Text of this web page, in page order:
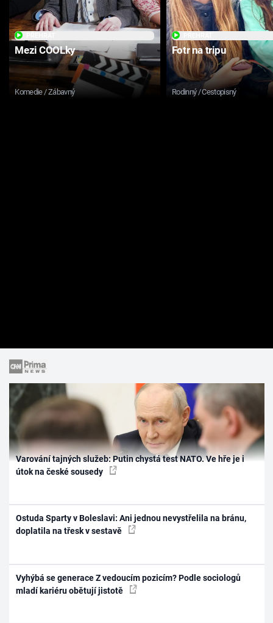
Mezi COOLky
Komedie / Zábavný
Fotr na tripu
Rodinný / Cestopisný
Varování tajných služeb: Putin chystá test NATO. Ve hře je i
útok na české sousedy
Ostuda Sparty v Boleslavi: Ani jednou nevystřelila na bránu,
doplatila na třesk v sestavě
Vyhýbá se generace Z vedoucím pozicím? Podle sociologů
mladí kariéru obětují jistotě